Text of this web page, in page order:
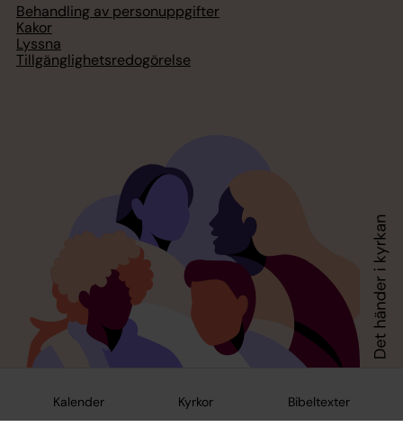
Kalender Kyrkor Bibeltexter
Behandling av personuppgifter
Kakor
Lyssna
Tillgänglighetsredogörelse